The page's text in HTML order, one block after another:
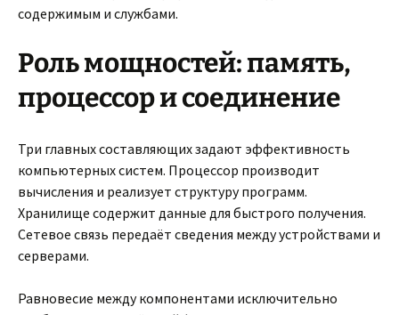
содержимым и службами.
Роль мощностей: память,
процессор и соединение
Три главных составляющих задают эффективность
компьютерных систем. Процессор производит
вычисления и реализует структуру программ.
Хранилище содержит данные для быстрого получения.
Сетевое связь передаёт сведения между устройствами и
серверами.
Равновесие между компонентами исключительно